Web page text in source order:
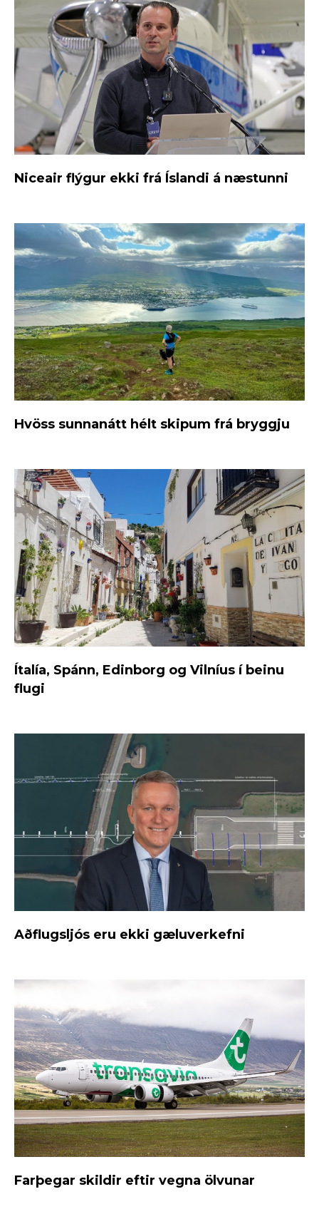
Niceair flýgur ekki frá Íslandi á næstunni
Hvöss sunnanátt hélt skipum frá bryggju
Ítalía, Spánn, Edinborg og Vilníus í beinu
flugi
Aðflugsljós eru ekki gæluverkefni
Farþegar skildir eftir vegna ölvunar